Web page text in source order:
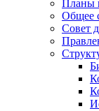
Планы
Общее
Совет